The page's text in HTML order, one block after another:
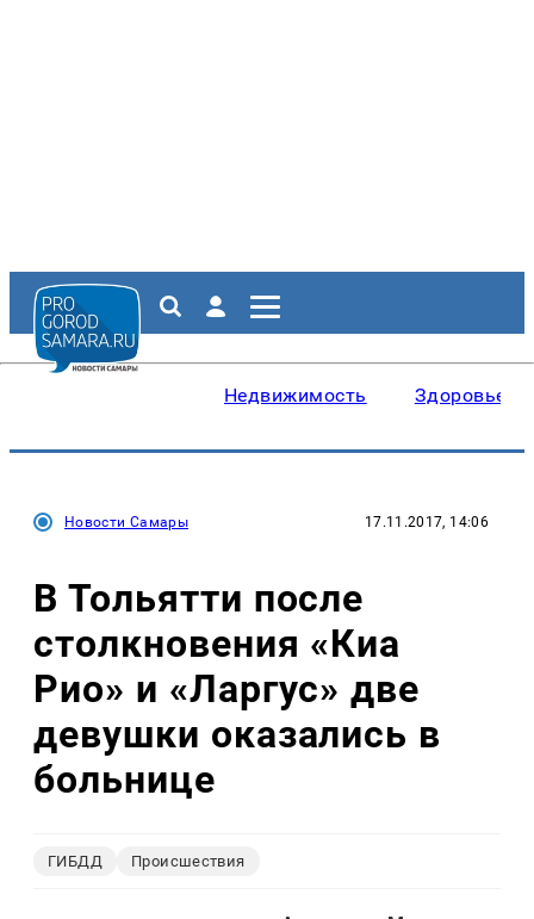
Недвижимость Здоровье
Новости Самары 17.11.2017, 14:06
В Тольятти после
столкновения «Киа
Рио» и «Ларгус» две
девушки оказались в
больнице
ГИБДД Происшествия